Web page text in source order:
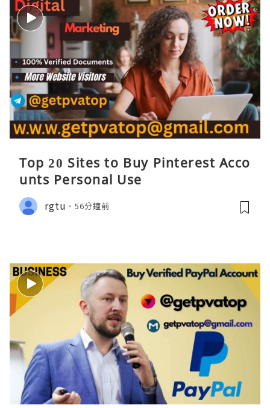
Top 20 Sites to Buy Pinterest Acco
unts Personal Use
rgtu 56分鐘前